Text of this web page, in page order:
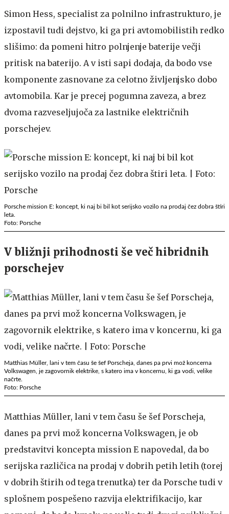
Simon Hess, specialist za polnilno infrastrukturo, je
izpostavil tudi dejstvo, ki ga pri avtomobilistih redko
slišimo: da pomeni hitro polnjenje baterije večji
pritisk na baterijo. A v isti sapi dodaja, da bodo vse
komponente zasnovane za celotno življenjsko dobo
avtomobila. Kar je precej pogumna zaveza, a brez
dvoma razveseljujoča za lastnike električnih
porschejev.
Porsche mission E: koncept, ki naj bi bil kot serijsko vozilo na prodaj čez dobra štiri
leta.
Foto: Porsche
V bližnji prihodnosti še več hibridnih
porschejev
Matthias Müller, lani v tem času še šef Porscheja, danes pa prvi mož koncerna
Volkswagen, je zagovornik elektrike, s katero ima v koncernu, ki ga vodi, velike
načrte.
Foto: Porsche
Matthias Müller, lani v tem času še šef Porscheja,
danes pa prvi mož koncerna Volkswagen, je ob
predstavitvi koncepta mission E napovedal, da bo
serijska različica na prodaj v dobrih petih letih (torej
v dobrih štirih od tega trenutka) ter da Porsche tudi v
splošnem pospešeno razvija elektrifikacijo, kar